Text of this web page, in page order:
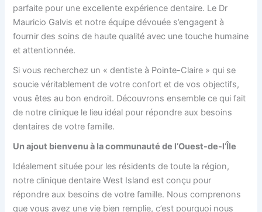
parfaite pour une excellente expérience dentaire. Le Dr
Mauricio Galvis et notre équipe dévouée s’engagent à
fournir des soins de haute qualité avec une touche humaine
et attentionnée.
Si vous recherchez un « dentiste à Pointe-Claire » qui se
soucie véritablement de votre confort et de vos objectifs,
vous êtes au bon endroit. Découvrons ensemble ce qui fait
de notre clinique le lieu idéal pour répondre aux besoins
dentaires de votre famille.
Un ajout bienvenu à la communauté de l’Ouest-de-l’Île
Idéalement située pour les résidents de toute la région,
notre clinique dentaire West Island est conçu pour
répondre aux besoins de votre famille. Nous comprenons
que vous avez une vie bien remplie, c’est pourquoi nous